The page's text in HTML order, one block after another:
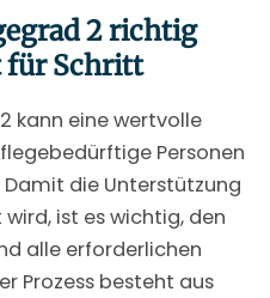
2 richtig
für Schritt
kann eine wertvolle
Personen
Damit die Unterstützung
ist es wichtig, den
alle erforderlichen
Prozess besteht aus